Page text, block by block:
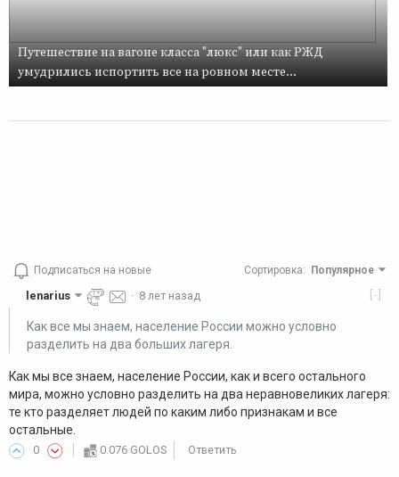
Путешествие на вагоне класса "люкс" или как РЖД
умудрились испортить все на ровном месте...
Подписаться на новые Сортировка: Популярное
[-]
lenarius · 8 лет назад
Как все мы знаем, население России можно условно
разделить на два больших лагеря.
Как мы все знаем, население России, как и всего остального
мира, можно условно разделить на два неравновеликих лагеря:
те кто разделяет людей по каким либо признакам и все
остальные.
0 0.076 GOLOS Ответить